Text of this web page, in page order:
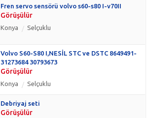
Fren servo sensörü volvo s60-s80 I-v70II
Görüşülür
Konya Selçuklu
Volvo S60-S80 I,NESİL STC ve DSTC 8649491-
31273684 30793673
Görüşülür
Konya Selçuklu
Debriyaj seti
Görüşülür